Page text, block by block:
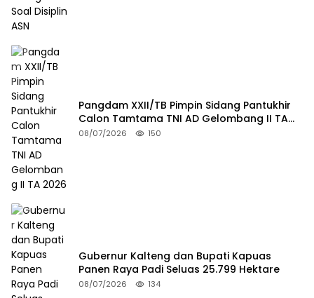
Pangdam XXII/TB Pimpin Sidang Pantukhir
Calon Tamtama TNI AD Gelombang II TA
2026
08/07/2026 150
Gubernur Kalteng dan Bupati Kapuas
Panen Raya Padi Seluas 25.799 Hektare
08/07/2026 134